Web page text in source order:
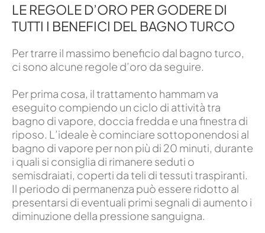
LE REGOLE D’ORO PER GODERE DI
TUTTI I BENEFICI DEL BAGNO TURCO
Per trarre il massimo beneficio dal bagno turco,
ci sono alcune regole d’oro da seguire.
Per prima cosa, il trattamento hammam va
eseguito compiendo un ciclo di attività tra
bagno di vapore, doccia fredda e una finestra di
riposo. L’ideale è cominciare sottoponendosi al
bagno di vapore per non più di 20 minuti, durante
i quali si consiglia di rimanere seduti o
semisdraiati, coperti da teli di tessuti traspiranti.
Il periodo di permanenza può essere ridotto al
presentarsi di eventuali primi segnali di aumento i
diminuzione della pressione sanguigna.